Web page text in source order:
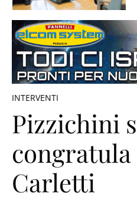
INTERVENTI
Pizzichini
congratula
Carletti